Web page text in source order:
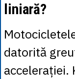
liniară?
datorită
accelerației.